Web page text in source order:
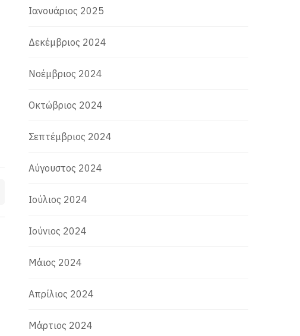
Ιανουάριος 2025
Δεκέμβριος 2024
Νοέμβριος 2024
Οκτώβριος 2024
Σεπτέμβριος 2024
Αύγουστος 2024
Ιούλιος 2024
Ιούνιος 2024
Μάιος 2024
Απρίλιος 2024
Μάρτιος 2024